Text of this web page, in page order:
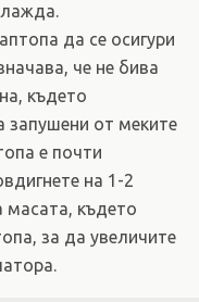
да се осигури
че не бива
където
запушени от меките
е почти
на 1-2
масата, където
за да увеличите